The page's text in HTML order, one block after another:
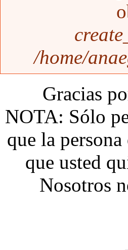
/home/
Gracias
NOTA: Sólo
que la
que usted
Nosotros